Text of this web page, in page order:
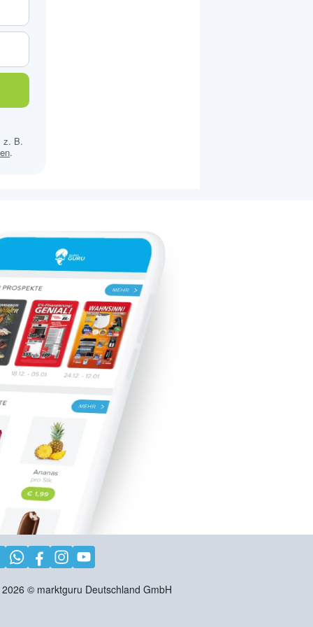
z. B.
.
2026 © marktguru Deutschland GmbH